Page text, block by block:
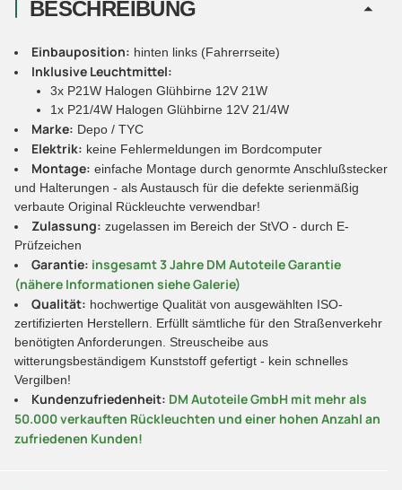
BESCHREIBUNG
Einbauposition: hinten links (Fahrerrseite)
Inklusive Leuchtmittel:
3x P21W Halogen Glühbirne 12V 21W
1x P21/4W Halogen Glühbirne 12V 21/4W
Marke: Depo / TYC
Elektrik: keine Fehlermeldungen im Bordcomputer
Montage: einfache Montage durch genormte Anschlußstecker
und Halterungen - als Austausch für die defekte serienmäßig
verbaute Original Rückleuchte verwendbar!
Zulassung: zugelassen im Bereich der StVO - durch E-
Prüfzeichen
Garantie: insgesamt 3 Jahre DM Autoteile Garantie
(nähere Informationen siehe Galerie)
Qualität: hochwertige Qualität von ausgewählten ISO-
zertifizierten Herstellern. Erfüllt sämtliche für den Straßenverkehr
benötigten Anforderungen. Streuscheibe aus
witterungsbeständigem Kunststoff gefertigt - kein schnelles
Vergilben!
Kundenzufriedenheit: DM Autoteile GmbH mit mehr als
50.000 verkauften Rückleuchten und einer hohen Anzahl an
zufriedenen Kunden!